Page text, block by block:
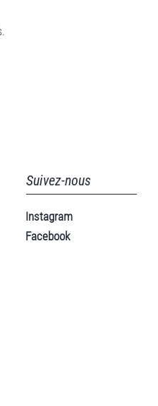
Suivez-nous
Instagram
Facebook